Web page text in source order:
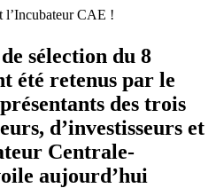
sélection du 8
été retenus par le
des trois
d’investisseurs et
Centrale-
aujourd’hui